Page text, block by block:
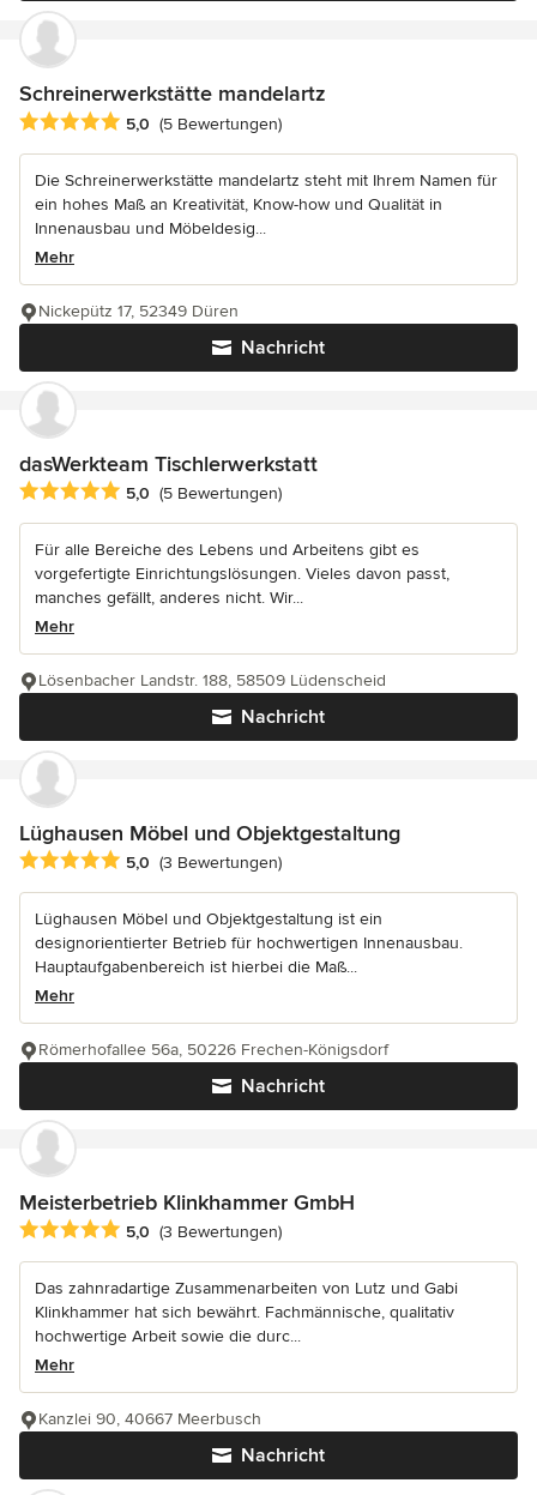
Schreinerwerkstätte mandelartz
Durchschnittliche Bewertung: 5 von 5 Sternen
5,0 (5 Bewertungen)
Die Schreinerwerkstätte mandelartz steht mit Ihrem Namen für
ein hohes Maß an Kreativität, Know-how und Qualität in
Innenausbau und Möbeldesig...
Mehr
Nachricht
Nickepütz 17, 52349 Düren
dasWerkteam Tischlerwerkstatt
Durchschnittliche Bewertung: 5 von 5 Sternen
5,0 (5 Bewertungen)
Für alle Bereiche des Lebens und Arbeitens gibt es
vorgefertigte Einrichtungslösungen. Vieles davon passt,
manches gefällt, anderes nicht. Wir...
Mehr
Nachricht
Lösenbacher Landstr. 188, 58509 Lüdenscheid
Lüghausen Möbel und Objektgestaltung
Durchschnittliche Bewertung: 5 von 5 Sternen
5,0 (3 Bewertungen)
Lüghausen Möbel und Objektgestaltung ist ein
designorientierter Betrieb für hochwertigen Innenausbau.
Hauptaufgabenbereich ist hierbei die Maß...
Mehr
Nachricht
Römerhofallee 56a, 50226 Frechen-Königsdorf
Meisterbetrieb Klinkhammer GmbH
Durchschnittliche Bewertung: 5 von 5 Sternen
5,0 (3 Bewertungen)
Das zahnradartige Zusammenarbeiten von Lutz und Gabi
Klinkhammer hat sich bewährt. Fachmännische, qualitativ
hochwertige Arbeit sowie die durc...
Mehr
Nachricht
Kanzlei 90, 40667 Meerbusch